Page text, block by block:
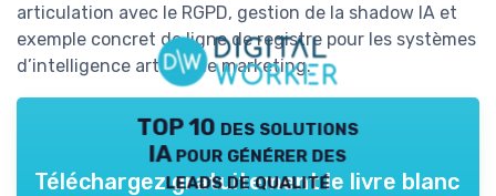
articulation avec le RGPD, gestion de la shadow IA et
exemple concret de ligne de registre pour les systèmes
d’intelligence artificielle marketing.
TOP 10 des solutions
IA pour générer des
leads de qualité
Téléchargez gratuitement le livre blanc